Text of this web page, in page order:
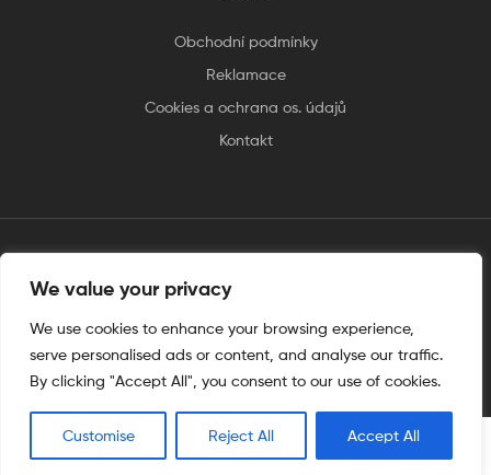
We value your privacy
We use cookies to enhance your browsing experience,
serve personalised ads or content, and analyse our traffic.
By clicking "Accept All", you consent to our use of cookies.
Customise Reject All Accept All
Obchodní podmínky
Reklamace
Cookies a ochrana os. údajů
Kontakt
tento web je vytvořen úplnějinak